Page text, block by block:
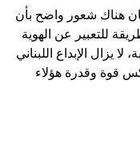
هناك شعور واضح بأن
للتعبير عن الهوية
يزال الإبداع اللبناني
قوة وقدرة هؤلاء